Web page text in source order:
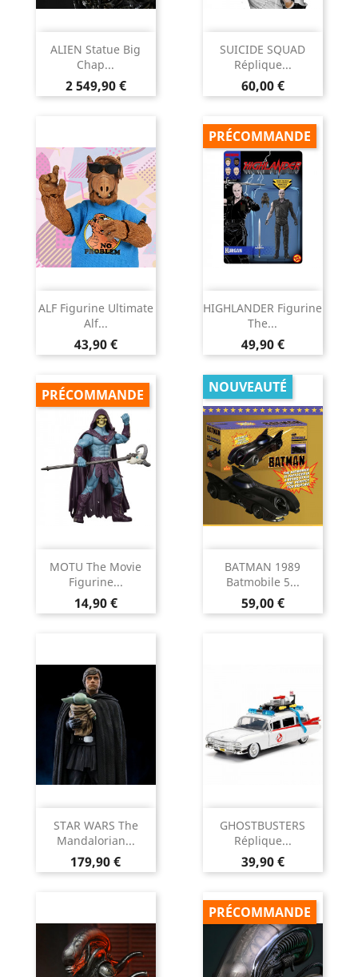
ALIEN Statue Big
Chap...
Prix
2 549,90 €
SUICIDE SQUAD
Réplique...
Prix
60,00 €
ALF Figurine Ultimate
Alf...
Prix
43,90 €
HIGHLANDER Figurine
The...
Prix
49,90 €
PRÉCOMMANDE
MOTU The Movie
Figurine...
Prix
14,90 €
PRÉCOMMANDE
BATMAN 1989
Batmobile 5...
Prix
59,00 €
NOUVEAUTÉ
STAR WARS The
Mandalorian...
Prix
179,90 €
GHOSTBUSTERS
Réplique...
Prix
39,90 €
PRÉCOMMANDE